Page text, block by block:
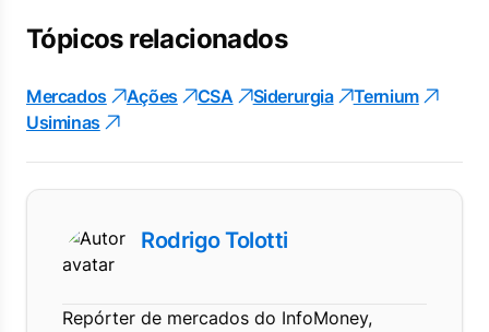
Tópicos relacionados
Mercados Ações CSA Siderurgia
Ternium
Usiminas
Rodrigo Tolotti
Repórter de mercados do InfoMoney,